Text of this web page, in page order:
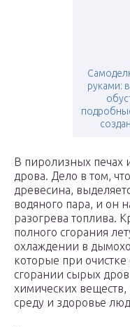
руками:
В пиролизных печах
дрова. Дело в том,
древесина,
водяного пара, и он
разогрева топлива.
полного сгорания
охлаждении в
которые при
сгорании сырых
химических
среду и здоровье